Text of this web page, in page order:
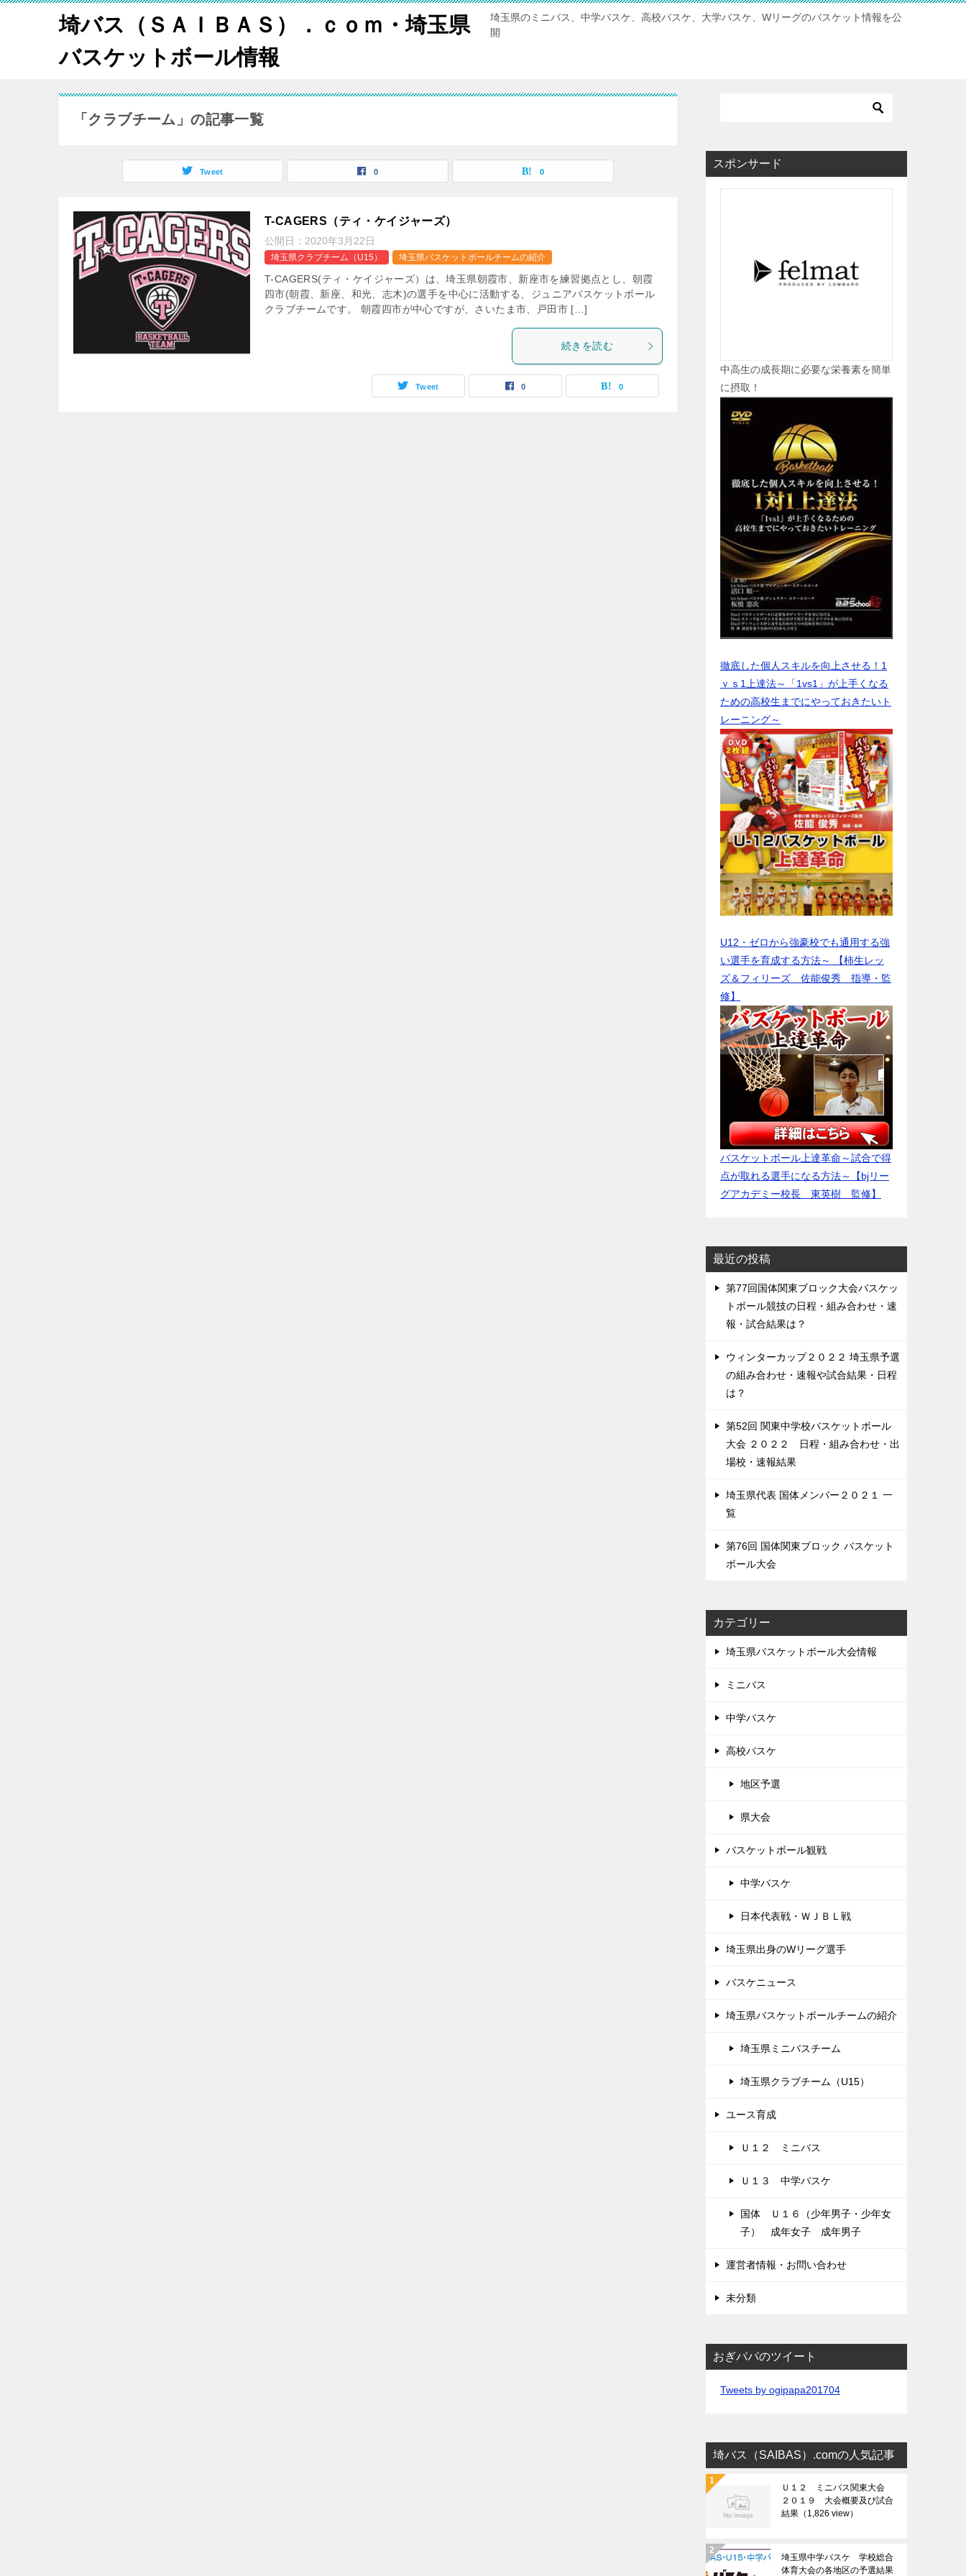
埼バス（ＳＡＩＢＡＳ）．ｃｏｍ・埼玉県
バスケットボール情報
埼玉県のミニバス、中学バスケ、高校バスケ、大学バスケ、Wリーグのバスケット情報を公
開
「クラブチーム」の記事一覧
Tweet 0 0
T-CAGERS（ティ・ケイジャーズ）
公開日： 2020年3月22日
埼玉県クラブチーム（U15） 埼玉県バスケットボールチームの紹介
T-CAGERS(ティ・ケイジャーズ）は、埼玉県朝霞市、新座市を練習拠点とし、朝霞
四市(朝霞、新座、和光、志木)の選手を中心に活動する、ジュニアバスケットボール
クラブチームです。 朝霞四市が中心ですが、さいたま市、戸田市 […]
続きを読む
Tweet 0 0
スポンサード
中高生の成長期に必要な栄養素を簡単
に摂取！
徹底した個人スキルを向上させる！1
ｖｓ1上達法～「1vs1」が上手くなる
ための高校生までにやっておきたいト
レーニング～
U12・ゼロから強豪校でも通用する強
い選手を育成する方法～ 【柿生レッ
ズ＆フィリーズ 佐能俊秀 指導・監
修】
バスケットボール上達革命～試合で得
点が取れる選手になる方法～【bjリー
グアカデミー校長 東英樹 監修】
最近の投稿
第77回国体関東ブロック大会バスケッ
トボール競技の日程・組み合わせ・速
報・試合結果は？
ウィンターカップ２０２２ 埼玉県予選
の組み合わせ・速報や試合結果・日程
は？
第52回 関東中学校バスケットボール
大会 ２０２２ 日程・組み合わせ・出
場校・速報結果
埼玉県代表 国体メンバー２０２１ 一
覧
第76回 国体関東ブロック バスケット
ボール大会
カテゴリー
埼玉県バスケットボール大会情報
ミニバス
中学バスケ
高校バスケ
地区予選
県大会
バスケットボール観戦
中学バスケ
日本代表戦・ＷＪＢＬ戦
埼玉県出身のWリーグ選手
バスケニュース
埼玉県バスケットボールチームの紹介
埼玉県ミニバスチーム
埼玉県クラブチーム（U15）
ユース育成
Ｕ１２ ミニバス
Ｕ１３ 中学バスケ
国体 Ｕ１６（少年男子・少年女
子） 成年女子 成年男子
運営者情報・お問い合わせ
未分類
おぎパパのツイート
Tweets by ogipapa201704
埼バス（SAIBAS）.comの人気記事
Ｕ１２ ミニバス関東大会
２０１９ 大会概要及び試合
結果 （1,826 view）
埼玉県中学バスケ 学校総合
体育大会の各地区の予選結果